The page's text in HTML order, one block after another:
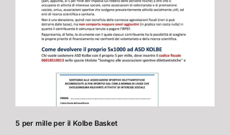
5 per mille per il Kolbe Basket